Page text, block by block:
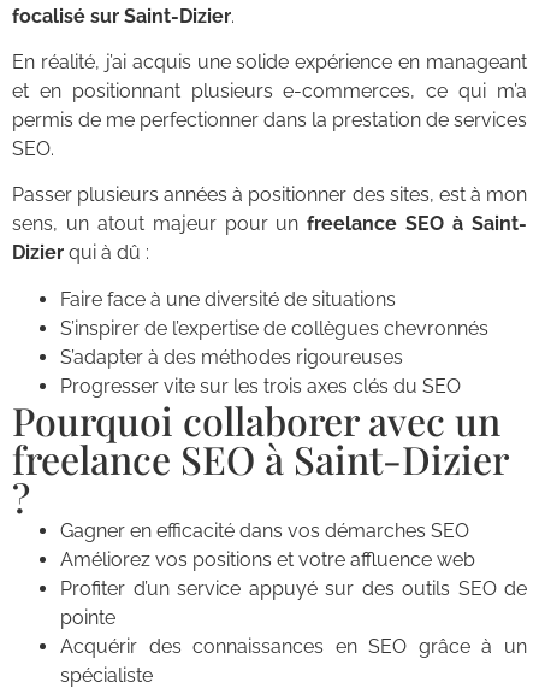
focalisé sur Saint-Dizier.
En réalité, j’ai acquis une solide expérience en manageant
et en positionnant plusieurs e-commerces, ce qui m’a
permis de me perfectionner dans la prestation de services
SEO.
Passer plusieurs années à positionner des sites, est à mon
sens, un atout majeur pour unfreelance SEO à Saint-
Dizier qui à dû :
Faire face à une diversité de situations
S’inspirer de l’expertise de collègues chevronnés
S’adapter à des méthodes rigoureuses
Progresser vite sur les trois axes clés du SEO
Pourquoi collaborer avec un
freelance SEO à Saint-Dizier
?
Gagner en efficacité dans vos démarches SEO
Améliorez vos positions et votre affluence web
Profiter d’un service appuyé sur des outils SEO de
pointe
Acquérir des connaissances en SEO grâce à un
spécialiste